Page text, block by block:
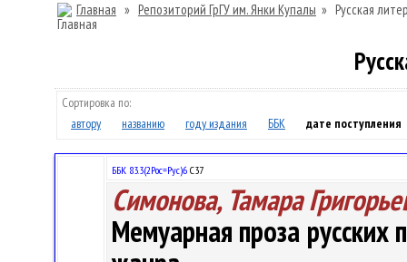
Главная » Репозиторий ГрГУ им. Янки Купалы » Русская
Сортировка по:
автору
названию году издания ББК дате поступления
ББК 83.3(2Рос=Рус)6 С37
Симонова, Тамара
Мемуарная проза русских